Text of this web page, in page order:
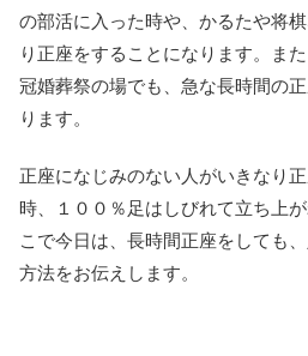
の部活に入った時や、かるたや将
り正座をすることになります。ま
冠婚葬祭の場でも、急な長時間の
ります。
正座になじみのない人がいきなり
時、１００％足はしびれて立ち上
こで今日は、長時間正座をしても
方法をお伝えします。